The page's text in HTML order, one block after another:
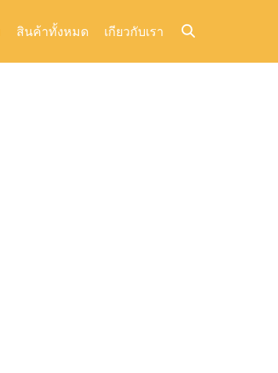
สินค้าทั้งหมด เกียวกับเรา